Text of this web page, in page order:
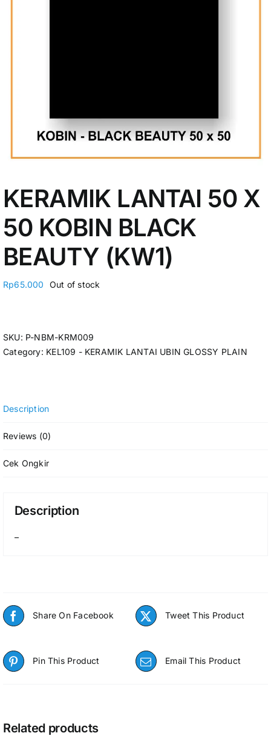
KERAMIK LANTAI 50 X
50 KOBIN BLACK
BEAUTY (KW1)
Rp65.000 Out of stock
SKU: P-NBM-KRM009
Category: KEL109 - KERAMIK LANTAI UBIN GLOSSY PLAIN
Description
Reviews (0)
Cek Ongkir
Description
–
Share On Facebook Tweet This Product
Pin This Product Email This Product
Related products